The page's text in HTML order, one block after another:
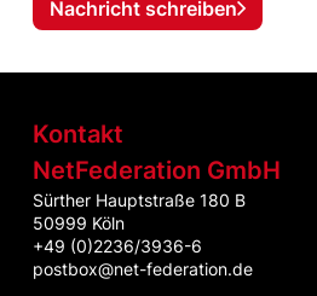
Nachricht schreiben
Kontakt
NetFederation GmbH
Sürther Hauptstraße 180 B
50999 Köln
+49 (0)2236/3936-6
postbox@net-federation.de